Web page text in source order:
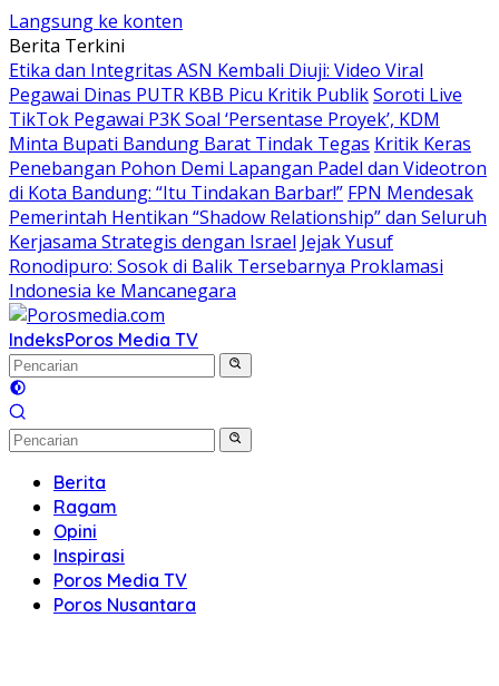
Langsung ke konten
Berita Terkini
Etika dan Integritas ASN Kembali Diuji: Video Viral
Pegawai Dinas PUTR KBB Picu Kritik PublikSoroti Live
TikTok Pegawai P3K Soal ‘Persentase Proyek’, KDM
Minta Bupati Bandung Barat Tindak Tegas Kritik Keras
Penebangan Pohon Demi Lapangan Padel dan Videotron
di Kota Bandung: “Itu Tindakan Barbar!” FPN Mendesak
Pemerintah Hentikan “Shadow Relationship” dan Seluruh
Kerjasama Strategis dengan Israel Jejak Yusuf
Ronodipuro: Sosok di Balik Tersebarnya Proklamasi
Indonesia ke Mancanegara
IndeksPoros Media TV
Berita
Ragam
Opini
Inspirasi
Poros Media TV
Poros Nusantara